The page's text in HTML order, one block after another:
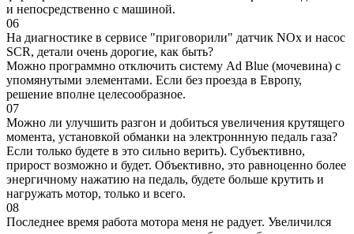
и непосредственно с машиной.
06
На диагностике в сервисе "приговорили" датчик NOx и насос
SCR, детали очень дорогие, как быть?
Можно программно отключить систему Ad Blue (мочевина) с
упомянутыми элементами. Если без проезда в Европу,
решение вполне целесообразное.
07
Можно ли улучшить разгон и добиться увеличения крутящего
момента, установкой обманки на электроннную педаль газа?
Если только будете в это сильно верить). Субъективно,
прирост возможно и будет. Объективно, это равноценно более
энергичному нажатию на педаль, будете больше крутить и
нагружать мотор, только и всего.
08
Последнее время работа мотора меня не радует. Увеличился